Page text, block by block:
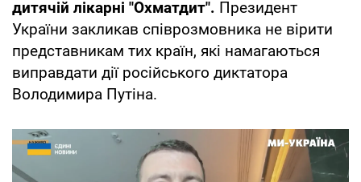
дитячій лікарні "Охматдит". Президент
України закликав співрозмовника не вірити
представникам тих країн, які намагаються
виправдати дії російського диктатора
Володимира Путіна.